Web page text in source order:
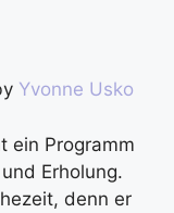
Yvonne Usko
ein Programm
Erholung.
denn er